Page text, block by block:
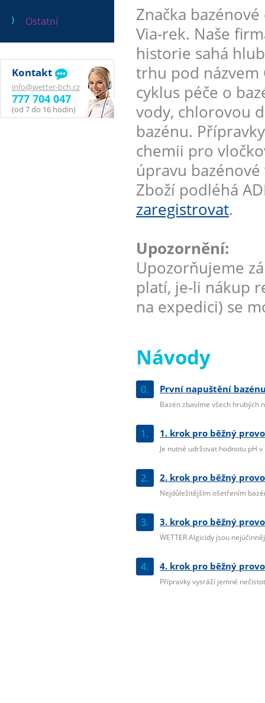
Ostatní
Kontakt
info@wetter-bch.cz
777 704 047
(od 7 do 16 hodin)
Značka
Via-rek. Naše
historie sahá
trhu pod názvem
cyklus péče o
vody, chlorovou
bazénu.
chemii pro
úpravu bazénové
Zboží podléhá
zaregistrovat.
Upozornění:
Upozorňujeme
platí, je-li nákup
na expedici) se
Návody
0. První napuštění
Bazén zbavíme všech hrubých
1. 1. krok pro běžný
Je nutné udržovat hodnotu pH
2. 2. krok pro běžný
Nejdůležitějším ošetřením
3. 3. krok pro běžný
WETTER Algicidy jsou
4. 4. krok pro běžný
Přípravky vysráží jemné